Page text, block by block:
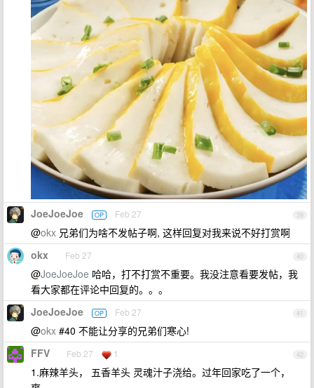
39
JoeJoeJoe OP Feb 27
@okx 兄弟们为啥不发帖子啊, 这样回复对我来说不好打赏啊
40
okx Feb 27
@JoeJoeJoe 哈哈，打不打赏不重要。我没注意看要发帖，我
看大家都在评论中回复的。。。
41
JoeJoeJoe OP Feb 27
@okx #40 不能让分享的兄弟们寒心!
42
FFV Feb 27 1
1.麻辣羊头， 五香羊头 灵魂汁子浇给。过年回家吃了一个，